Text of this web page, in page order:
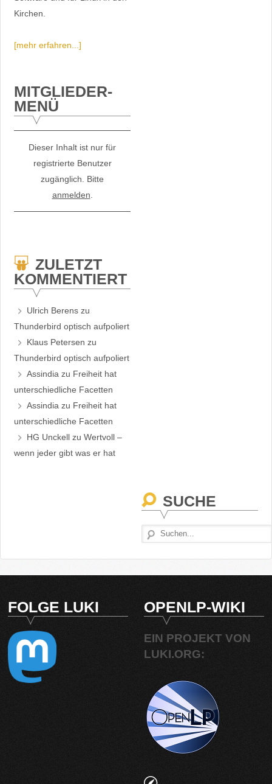
Kirchen.
[mehr erfahren...]
MITGLIEDER-
MENÜ
Dieser Inhalt ist nur für
registrierte Benutzer
zugänglich. Bitte
anmelden
ZULETZT
KOMMENTIERT
Ulrich Berens zu
Thunderbird optisch aufpoliert
Klaus Petersen zu
Thunderbird optisch aufpoliert
Assindia zu Freiheit hat
unterschiedliche Facetten
Assindia zu Freiheit hat
unterschiedliche Facetten
HG Unckell zuWertvoll –
wenn jeder gibt was er hat
SUCHE
FOLGE LUKI OPENLP-WIKI
EIN PROJEKT VON
LUKI.ORG: